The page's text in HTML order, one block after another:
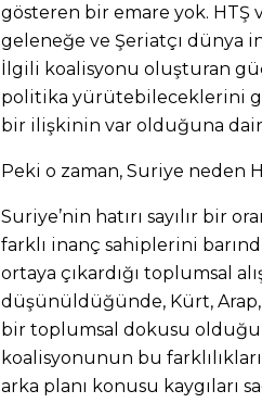
gösteren bir emare yok. HTŞ
geleneğe ve Şeriatçı dünya
İlgili koalisyonu oluşturan
politika yürütebileceklerini
bir ilişkinin var olduğuna
Peki o zaman, Suriye neden
Suriye’nin hatırı sayılır bir
farklı inanç sahiplerini
ortaya çıkardığı toplumsal
düşünüldüğünde, Kürt,
bir toplumsal dokusu
koalisyonunun bu
arka planı konusu kaygıları